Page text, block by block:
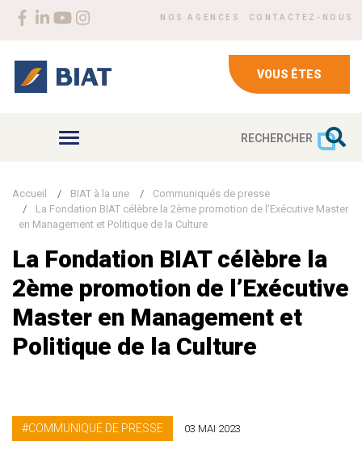
Aller au contenu principal
Social menu NOS AGENCES CONTACTEZ-NOUS
VOUS ÊTES
RECHERCHER
Accueil BIAT à la une
Communiqués de presse
La Fondation BIAT célèbre la 2ème promotion de l’Exécutive Master
en Management et Politique de la Culture
La Fondation BIAT célèbre la
2ème promotion de l’Exécutive
Master en Management et
Politique de la Culture
COMMUNIQUÉ DE PRESSE 03 MAI 2023